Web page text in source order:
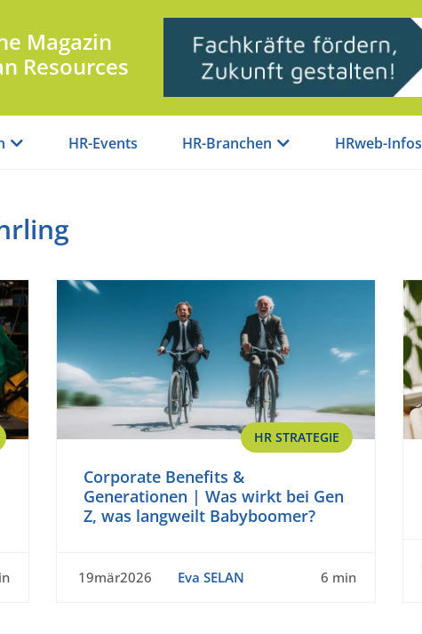
Magazin
Resources
HR-Events HR-Branchen HRweb-Infos
HR STRATEGIE
Corporate Benefits &
Generationen | Was wirkt bei Gen
Z, was langweilt Babyboomer?
19mär2026 Eva SELAN 6 min